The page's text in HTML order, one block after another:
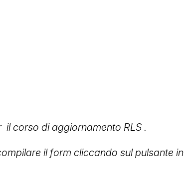
corso di aggiornamento RLS .
il form cliccando sul pulsante in